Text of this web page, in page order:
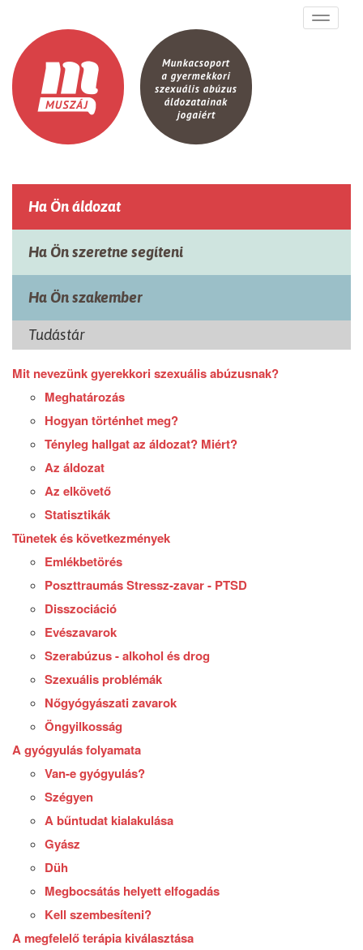
Toggle
Ha Ön áldozat
Ha Ön szeretne segíteni
Ha Ön szakember
Tudástár
Mit nevezünk gyerekkori szexuális abúzusnak?
Meghatározás
Hogyan történhet meg?
Tényleg hallgat az áldozat? Miért?
Az áldozat
Az elkövető
Statisztikák
Tünetek és következmények
Emlékbetörés
Poszttraumás Stressz-zavar - PTSD
Disszociáció
Evészavarok
Szerabúzus - alkohol és drog
Szexuális problémák
Nőgyógyászati zavarok
Öngyilkosság
A gyógyulás folyamata
Van-e gyógyulás?
Szégyen
A bűntudat kialakulása
Gyász
Düh
Megbocsátás helyett elfogadás
Kell szembesíteni?
A megfelelő terápia kiválasztása